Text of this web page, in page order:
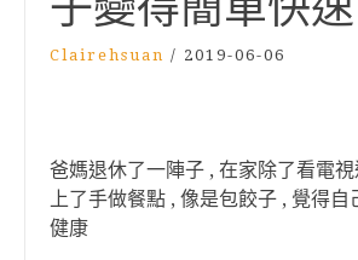
Clairehsuan / 2019-06-06
爸媽退休了一陣子 , 在家除了看電
上了手做餐點 , 像是包餃子 , 覺得自
健康